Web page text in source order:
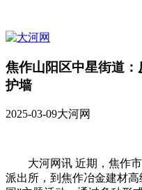
焦作山阳区中星街道
护墙
2025-03-09大河网
大河网讯 近期，焦作
派出所，到焦作冶金建材